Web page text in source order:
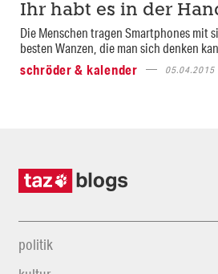
Ihr habt es in der
Die Menschen tragen Smartphones mit
besten Wanzen, die man sich denken
schröder & kalender
05.04.2015
politik